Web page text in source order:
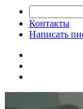
Контакты
Написать